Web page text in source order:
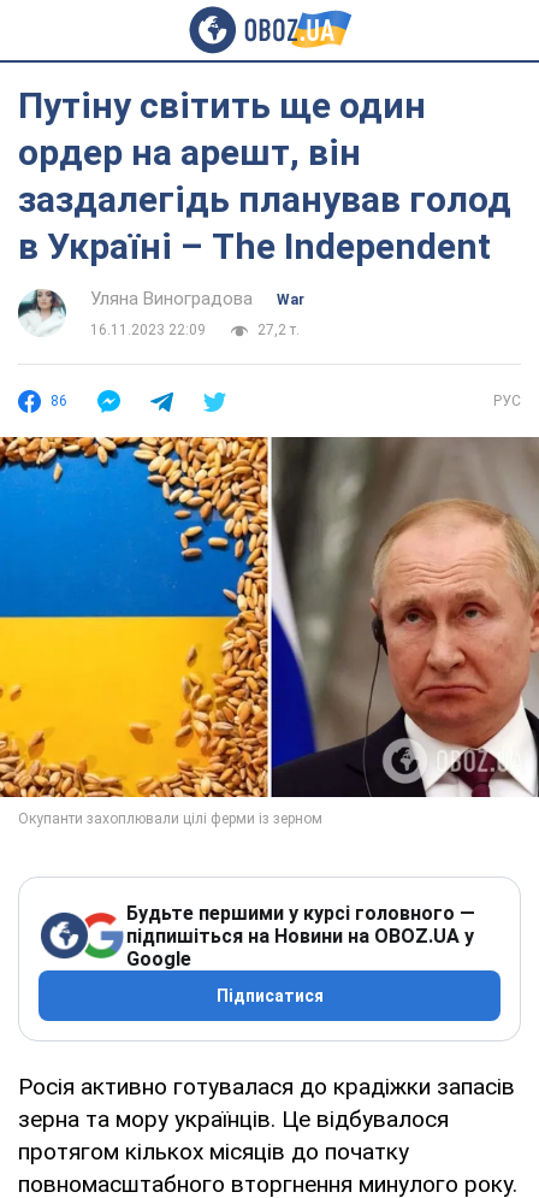
Путіну світить ще один
ордер на арешт, він
заздалегідь планував голод
в Україні – The Independent
Уляна Виноградова
War
16.11.2023 22:09
27,2 т.
86 РУС
Будьте першими у курсі головного —
підпишіться на Новини на OBOZ.UA у
Google
Підписатися
Росія активно готувалася до крадіжки запасів
зерна та мору українців. Це відбувалося
протягом кількох місяців до початку
повномасштабного вторгнення минулого року.